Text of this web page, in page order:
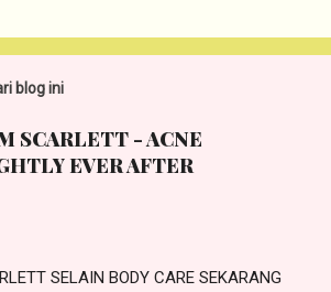
blog ini
SCARLETT - ACNE
EVER AFTER
SELAIN BODY CARE SEKARANG